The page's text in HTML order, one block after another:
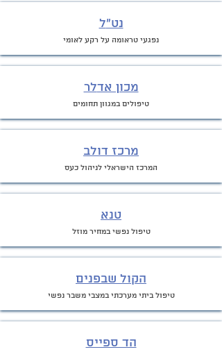
נט"ל
נפגעי טראומה על רקע לאומי
מכון אדלר
טיפולים במגוון תחומים
מרכז דולב
המרכז הישראלי לניהול כעס
טנא
טיפול נפשי במחירמוזל
הקול שבפנים
טיפול ביתי מערכתי במצבי משבר נפשי
הד ספייס